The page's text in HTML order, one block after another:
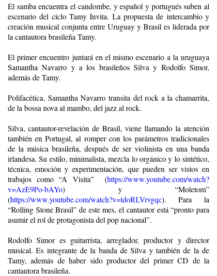
El samba encuentra el candombe, y español y portugués suben al
escenario del ciclo Tamy Invita. La propuesta de intercambio y
creación musical conjunta entre Uruguay y Brasil es liderada por
la cantautora brasileña Tamy.
El primer encuentro juntará en el mismo escenario a la uruguaya
Samantha Navarro y a los brasileños Silva y Rodolfo Simor,
además de Tamy.
Polifacética, Samantha Navarro transita del rock a la chamarrita,
de la bossa nova al mambo, del jazz al rock.
Silva, cantautor-revelación de Brasil, viene llamando la atención
también en Portugal, al romper con los parámetros tradicionales
de la música brasileña, después de ser violinista en una banda
irlandesa. Su estilo, minimalista, mezcla lo orgánico y lo sintético,
técnica, emoción y experimentación, que pueden ser vistos en
trabajos como “A Visita” (https://www.youtube.com/watch?
v=AzE9Po-bAYo) y “Moletom”
(https://www.youtube.com/watch?v=tdoRLVrvgqc). Para la
“Rolling Stone Brasil” de este mes, el cantautor está “pronto para
asumir el rol de protagonista del pop nacional”.
Rodolfo Simor es guitarrista, arreglador, productor y director
musical. Es integrante de la banda de Silva y también de la de
Tamy, además de haber sido productor del primer CD de la
cantautora brasileña.